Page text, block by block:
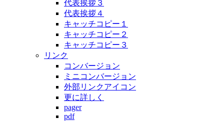
代表挨拶３
代表挨拶４
キャッチコピー１
キャッチコピー２
キャッチコピー３
リンク
コンバージョン
ミニコンバージョン
外部リンクアイコン
更に詳しく
pager
pdf